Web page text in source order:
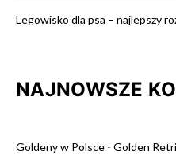
Legowisko dla psa – najlepszy
NAJNOWSZE
Goldeny w Polsce - Golden